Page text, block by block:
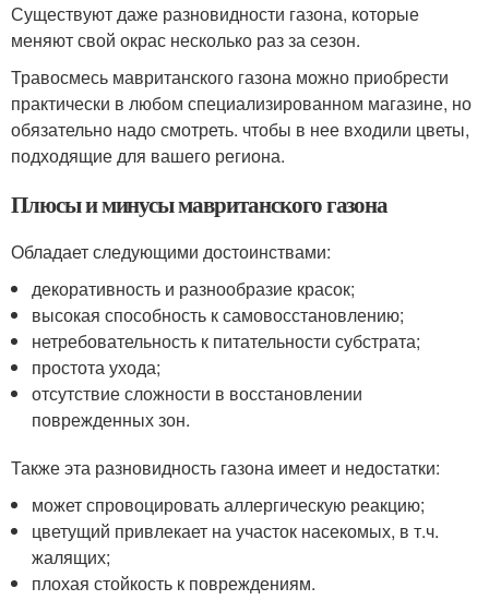
Существуют даже разновидности газона, которые
меняют свой окрас несколько раз за сезон.
Травосмесь мавританского газона можно приобрести
практически в любом специализированном магазине, но
обязательно надо смотреть. чтобы в нее входили цветы,
подходящие для вашего региона.
Плюсы и минусы мавританского газона
Обладает следующими достоинствами:
декоративность и разнообразие красок;
высокая способность к самовосстановлению;
нетребовательность к питательности субстрата;
простота ухода;
отсутствие сложности в восстановлении
поврежденных зон.
Также эта разновидность газона имеет и недостатки:
может спровоцировать аллергическую реакцию;
цветущий привлекает на участок насекомых, в т.ч.
жалящих;
плохая стойкость к повреждениям.